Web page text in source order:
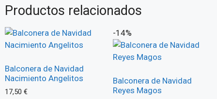
Productos relacionados
Balconera de Navidad
Nacimiento Angelitos
17,50 €
-14%
Balconera de Navidad
Reyes Magos